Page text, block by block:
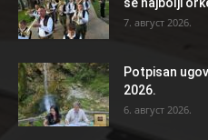
7. август 2026.
Potpisan
2026.
6. август 2026.